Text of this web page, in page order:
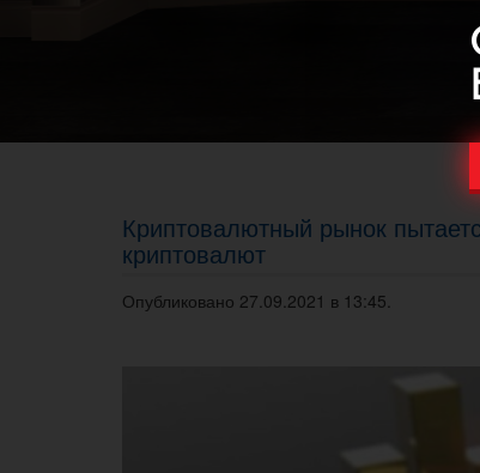
Криптовалютный рынок
криптовалют
Опубликовано 27.09.2021 в 13:45.